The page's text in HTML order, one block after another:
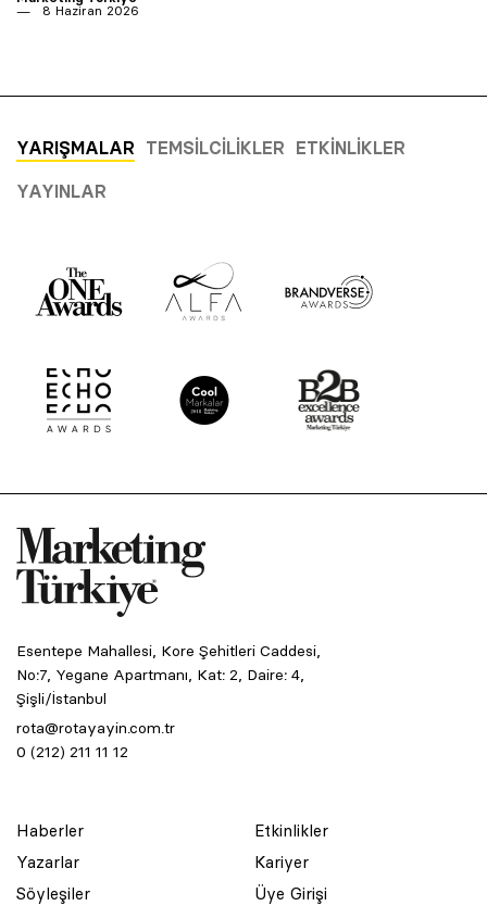
8 Haziran 2026
YARIŞMALAR TEMSILCILIKLER ETKINLIKLER
YAYINLAR
Esentepe Mahallesi, Kore Şehitleri Caddesi,
No:7, Yegane Apartmanı, Kat: 2, Daire: 4,
Şişli/İstanbul
rota@rotayayin.com.tr
0 (212) 211 11 12
Haberler
Yazarlar
Söyleşiler
Etkinlikler
Kariyer
Üye Girişi